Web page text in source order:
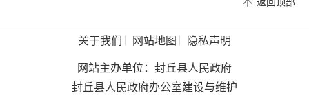
关于我们 网站地图
隐私声明
网站主办单位：封丘县人民政府
封丘县人民政府办公室建设与维护